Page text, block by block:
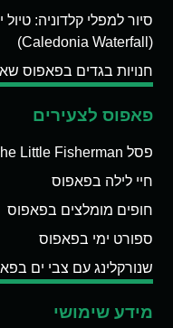
סיור למפלי קלדוניה:
(Caledonia Waterfall)
חנויות בגדים בפאפוס
פאפוס לצעירים
פסל The Little Fisherman ("הדייג הקטן") בטיילת פאפוס
חיי לילה בפאפוס
חופים מומלצים בפאפוס
ספורט ימי בפאפוס
שנורקלינג עם צבי ים
מידע שימושי